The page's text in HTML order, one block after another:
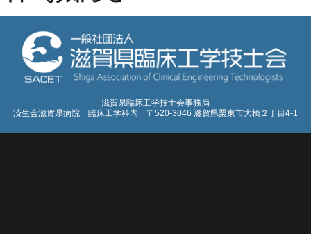
滋賀県臨床工学技士会事務局
済生会滋賀県病院 臨床工学科内 〒520-3046 滋賀県栗東市大橋２丁目4-1